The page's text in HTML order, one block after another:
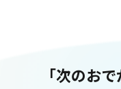
「次のお